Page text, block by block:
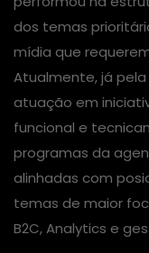
dos temas
mídia que
Atualmente, já
atuação em
funcional e
programas da
alinhadas com
temas de maior
B2C, Analytics e